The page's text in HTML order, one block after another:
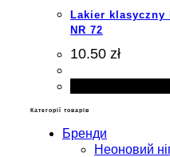
Lakier klasyczny
NR 72
10.50 zł
Категорії товарів
Бренди
Неоновий